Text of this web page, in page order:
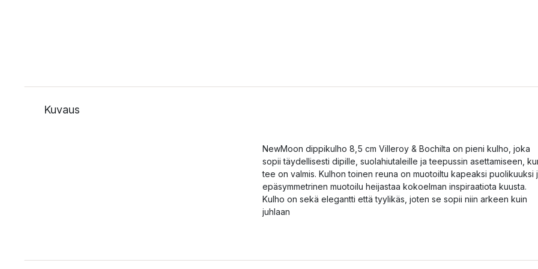
Kuvaus
NewMoon dippikulho 8,5 cm Villeroy & Bochilta on pieni kulho, joka
sopii täydellisesti dipille, suolahiutaleille ja teepussin asettamiseen,
tee on valmis. Kulhon toinen reuna on muotoiltu kapeaksi puolikuuksi
epäsymmetrinen muotoilu heijastaa kokoelman inspiraatiota kuusta.
Kulho on sekä elegantti että tyylikäs, joten se sopii niin arkeen kuin
juhlaan